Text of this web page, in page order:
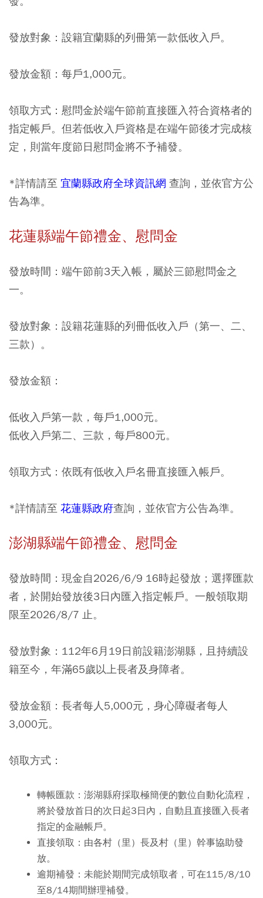
發放對象：設籍宜蘭縣的列冊第一款低收入戶。
發放金額：每戶1,000元。
領取方式：慰問金於端午節前直接匯入符合資格者的
指定帳戶。但若低收入戶資格是在端午節後才完成核
定，則當年度節日慰問金將不予補發。
*詳情請至 宜蘭縣政府全球資訊網 查詢，並依官方公
告為準。
花蓮縣端午節禮金、慰問金
發放時間：端午節前3天入帳，屬於三節慰問金之
一。
發放對象：設籍花蓮縣的列冊低收入戶（第一、二、
三款）。
發放金額：
低收入戶第一款，每戶1,000元。
低收入戶第二、三款，每戶800元。
領取方式：依既有低收入戶名冊直接匯入帳戶。
*詳情請至 花蓮縣政府查詢，並依官方公告為準。
澎湖縣端午節禮金、慰問金
發放時間：現金自2026/6/9 16時起發放；選擇匯款
者，於開始發放後3日內匯入指定帳戶。一般領取期
限至2026/8/7 止。
發放對象：112年6月19日前設籍澎湖縣，且持續設
籍至今，年滿65歲以上長者及身障者。
發放金額：長者每人5,000元，身心障礙者每人
3,000元。
領取方式：
轉帳匯款：澎湖縣府採取極簡便的數位自動化流程，
將於發放首日的次日起3日內，自動且直接匯入長者
指定的金融帳戶。
直接領取：由各村（里）長及村（里）幹事協助發
放。
逾期補發：未能於期間完成領取者，可在115/8/10
至8/14期間辦理補發。